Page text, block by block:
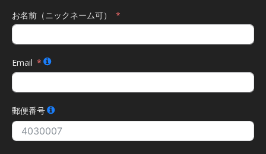
お名前（ニックネーム可）
Email
郵便番号